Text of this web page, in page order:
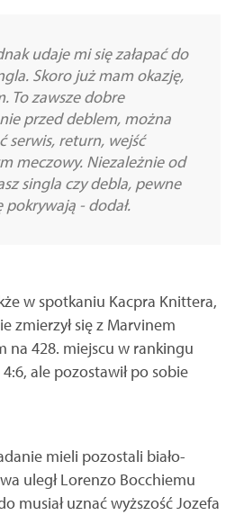
udaje mi się załapać do
Skoro już mam okazję,
To zawsze dobre
przed deblem, można
serwis, return, wejść
meczowy. Niezależnie od
singla czy debla, pewne
pokrywają - dodał.
w spotkaniu Kacpra Knittera,
zmierzył się z Marvinem
na 428. miejscu w rankingu
4:6, ale pozostawił po sobie
mieli pozostali biało-
uległ Lorenzo Bocchiemu
musiał uznać wyższość Jozefa